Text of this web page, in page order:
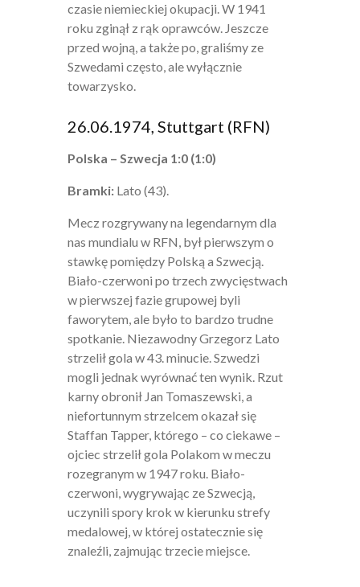
czasie niemieckiej okupacji. W 1941
roku zginął z rąk oprawców. Jeszcze
przed wojną, a także po, graliśmy ze
Szwedami często, ale wyłącznie
towarzysko.
26.06.1974, Stuttgart (RFN)
Polska – Szwecja 1:0 (1:0)
Bramki: Lato (43).
Mecz rozgrywany na legendarnym dla
nas mundialu w RFN, był pierwszym o
stawkę pomiędzy Polską a Szwecją.
Biało-czerwoni po trzech zwycięstwach
w pierwszej fazie grupowej byli
faworytem, ale było to bardzo trudne
spotkanie. Niezawodny Grzegorz Lato
strzelił gola w 43. minucie. Szwedzi
mogli jednak wyrównać ten wynik. Rzut
karny obronił Jan Tomaszewski, a
niefortunnym strzelcem okazał się
Staffan Tapper, którego – co ciekawe –
ojciec strzelił gola Polakom w meczu
rozegranym w 1947 roku. Biało-
czerwoni, wygrywając ze Szwecją,
uczynili spory krok w kierunku strefy
medalowej, w której ostatecznie się
znaleźli, zajmując trzecie miejsce.